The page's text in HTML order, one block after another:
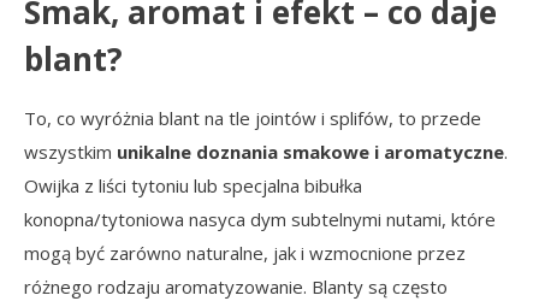
Smak, aromat i efekt – co daje
blant?
To, co wyróżnia blant na tle jointów i splifów, to przede
wszystkim unikalne doznania smakowe i aromatyczne.
Owijka z liści tytoniu lub specjalna bibułka
konopna/tytoniowa nasyca dym subtelnymi nutami, które
mogą być zarówno naturalne, jak i wzmocnione przez
różnego rodzaju aromatyzowanie. Blanty są często